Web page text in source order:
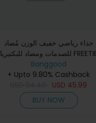
حذاء رياضي خفيف الوزن مُضاد
للصدمات ومضاد للبكتيريا FREETIE
قابل للتنفس ومريح للغاية للرجال
حذاء رياضي خفيف الوزن للاستخ
Banggood
+ Upto 9.80% Cashback
USD 45.99
BUY NOW